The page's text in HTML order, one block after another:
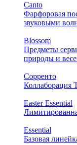
Canto
Фарфоровая
звуковыми
Blossom
Предметы
природы и
Сорренто
Коллаборация
Easter Essential
Essential
Базовая